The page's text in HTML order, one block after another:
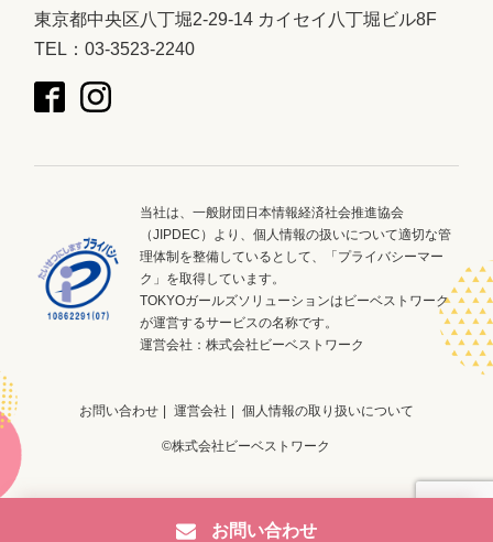
お問い合わせ
東京都中央区八丁堀2-29-14 カイセイ八丁堀ビル8F
TEL：03-3523-2240
当社は、一般財団日本情報経済社会推進協会
（JIPDEC）より、個人情報の扱いについて適切な管
理体制を整備しているとして、「プライバシーマー
ク」を取得しています。
TOKYOガールズソリューションはビーベストワーク
が運営するサービスの名称です。
運営会社：株式会社ビーベストワーク
お問い合わせ 運営会社 個人情報の取り扱いについて
©株式会社ビーベストワーク